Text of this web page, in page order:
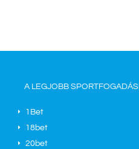
A LEGJOBB
1Bet
18bet
20bet